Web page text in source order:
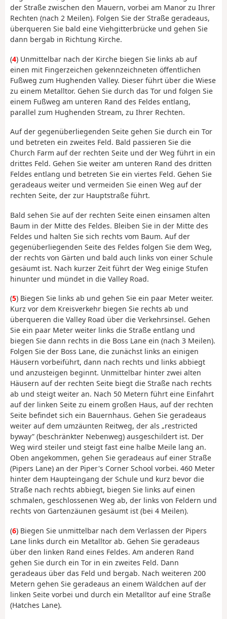
der Straße zwischen den Mauern, vorbei am Manor zu Ihrer
Rechten (nach 2 Meilen). Folgen Sie der Straße geradeaus,
überqueren Sie bald eine Viehgitterbrücke und gehen Sie
dann bergab in Richtung Kirche.
(4) Unmittelbar nach der Kirche biegen Sie links ab auf
einen mit Fingerzeichen gekennzeichneten öffentlichen
Fußweg zum Hughenden Valley. Dieser führt über die Wiese
zu einem Metalltor. Gehen Sie durch das Tor und folgen Sie
einem Fußweg am unteren Rand des Feldes entlang,
parallel zum Hughenden Stream, zu Ihrer Rechten.
Auf der gegenüberliegenden Seite gehen Sie durch ein Tor
und betreten ein zweites Feld. Bald passieren Sie die
Church Farm auf der rechten Seite und der Weg führt in ein
drittes Feld. Gehen Sie weiter am unteren Rand des dritten
Feldes entlang und betreten Sie ein viertes Feld. Gehen Sie
geradeaus weiter und vermeiden Sie einen Weg auf der
rechten Seite, der zur Hauptstraße führt.
Bald sehen Sie auf der rechten Seite einen einsamen alten
Baum in der Mitte des Feldes. Bleiben Sie in der Mitte des
Feldes und halten Sie sich rechts vom Baum. Auf der
gegenüberliegenden Seite des Feldes folgen Sie dem Weg,
der rechts von Gärten und bald auch links von einer Schule
gesäumt ist. Nach kurzer Zeit führt der Weg einige Stufen
hinunter und mündet in die Valley Road.
(5) Biegen Sie links ab und gehen Sie ein paar Meter weiter.
Kurz vor dem Kreisverkehr biegen Sie rechts ab und
überqueren die Valley Road über die Verkehrsinsel. Gehen
Sie ein paar Meter weiter links die Straße entlang und
biegen Sie dann rechts in die Boss Lane ein (nach 3 Meilen).
Folgen Sie der Boss Lane, die zunächst links an einigen
Häusern vorbeiführt, dann nach rechts und links abbiegt
und anzusteigen beginnt. Unmittelbar hinter zwei alten
Häusern auf der rechten Seite biegt die Straße nach rechts
ab und steigt weiter an. Nach 50 Metern führt eine Einfahrt
auf der linken Seite zu einem großen Haus, auf der rechten
Seite befindet sich ein Bauernhaus. Gehen Sie geradeaus
weiter auf dem umzäunten Reitweg, der als „restricted
byway” (beschränkter Nebenweg) ausgeschildert ist. Der
Weg wird steiler und steigt fast eine halbe Meile lang an.
Oben angekommen, gehen Sie geradeaus auf einer Straße
(Pipers Lane) an der Piper's Corner School vorbei. 460 Meter
hinter dem Haupteingang der Schule und kurz bevor die
Straße nach rechts abbiegt, biegen Sie links auf einen
schmalen, geschlossenen Weg ab, der links von Feldern und
rechts von Gartenzäunen gesäumt ist (bei 4 Meilen).
(6) Biegen Sie unmittelbar nach dem Verlassen der Pipers
Lane links durch ein Metalltor ab. Gehen Sie geradeaus
über den linken Rand eines Feldes. Am anderen Rand
gehen Sie durch ein Tor in ein zweites Feld. Dann
geradeaus über das Feld und bergab. Nach weiteren 200
Metern gehen Sie geradeaus an einem Wäldchen auf der
linken Seite vorbei und durch ein Metalltor auf eine Straße
(Hatches Lane).